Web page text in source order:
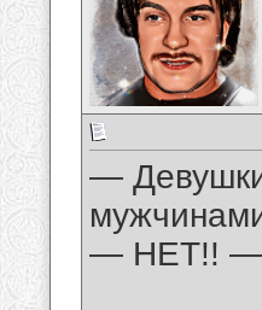
—
— НЕТ!! —